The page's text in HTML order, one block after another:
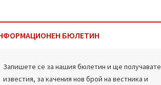
БЮЛЕТИН
Запишете се за нашия бюлетин и ще получавате
известия, за качения нов брой на вестника и